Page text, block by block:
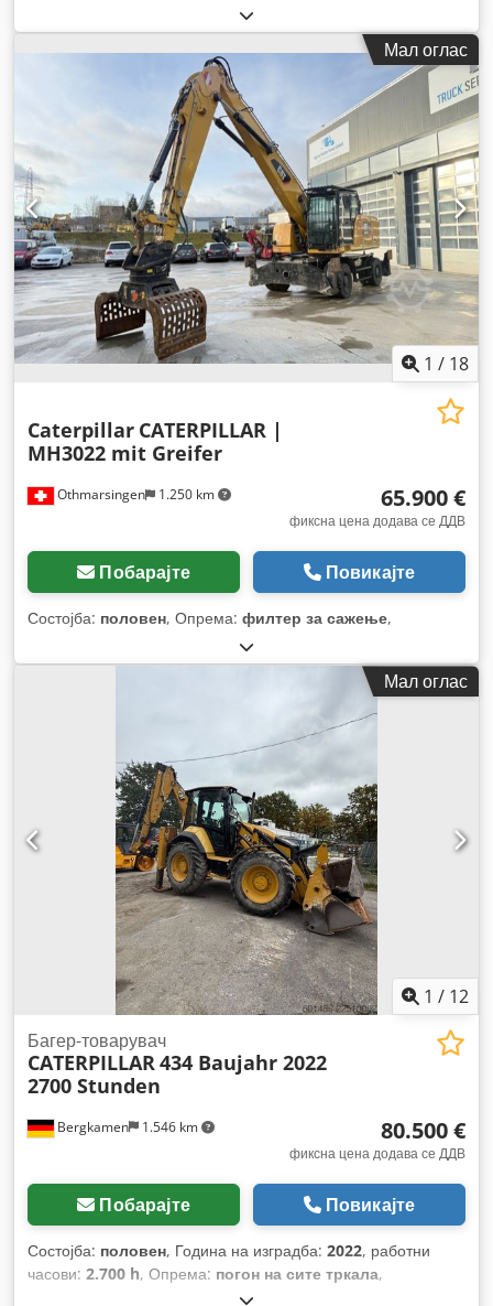
Мал оглас
1 / 18
Othmarsingen 1.250 km
Caterpillar CATERPILLAR |
MH3022 mit Greifer
65.900 €
фиксна цена додава се ДДВ
Побарајте Повикајте
Состојба: половен, Опрема: филтер за сажење,
Мал оглас
1 / 12
Bergkamen 1.546 km
Багер-товарувач
CATERPILLAR434 Baujahr 2022
2700 Stunden
80.500 €
фиксна цена додава се ДДВ
Побарајте Повикајте
Состојба: половен, Година на изградба: 2022, работни
часови: 2.700 h, Опрема: погон на сите тркала,